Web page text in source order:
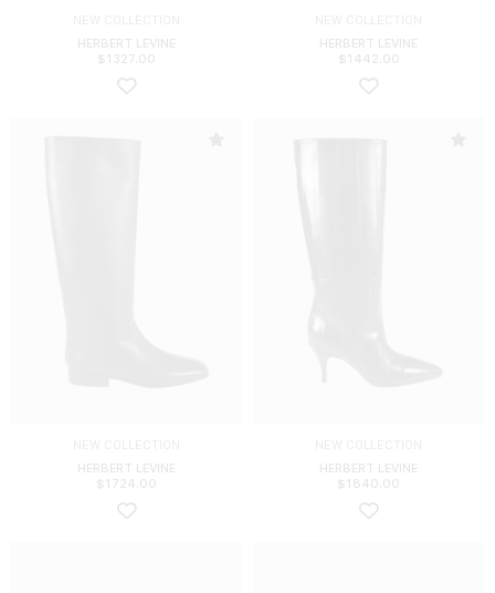
HERBERT LEVINE
$ 1327.00
HERBERT LEVINE
$ 1442.00
HERBERT LEVINE
$ 1724.00
HERBERT LEVINE
$ 1840.00